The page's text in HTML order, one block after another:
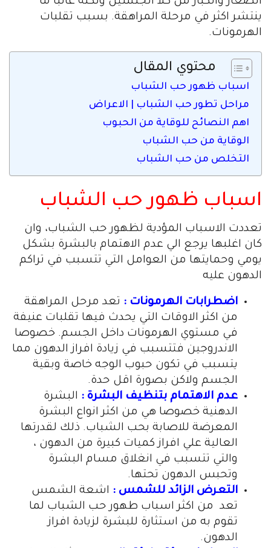
ينتشر اكثر في مرحلة المراهقة. بسبب تقلبات
الهرمونات.
محتوي المقال
اسباب ظهور حب الشباب
مراحل تطور حب الشباب | الاعراض
اهم النصائح للوقاية من الحبوب
الوقاية من حب الشباب
التخلص من حب الشباب
اسباب ظهور حب الشباب
تعددت الاسباب المؤدية لظهور حب الشباب، وان
كان اغلبها يرجع الي عدم الاهتمام بالبشرة بشكل
يومي وحمايتها من العوامل التي تتسبب في تراكم
الدهون عليه
اضطرابات الهرمونات : تعد مرحل المراهقة
من اكثر الاوقات التي يحدث فيها تقلبات عنيفة
في مستوي الهرمونات داخل الجسم. خصوصا
الاندروجين فتتسبب في زيادة افراز الدهون مما
يتسبب في تكون حبوب الوجه خاصة وبقية
الجسم ولاكن بصورة اقل حدة.
عدم الاهتمام بتنظيف البشرة : البشرة
الدهنية خصوصا هي من اكثر انواع البشرة
المعرضة للاصابة بحب الشباب. ذلك لقدرتها
العالية علي افراز كميات كبيرة من الدهون ،
والتي تتسبب في انغلاق مسام البشرة
وتحبس الدهون تحتها.
التعرض الزائد للشمس : اشعة الشمس
تعد من اكثر اسباب طهور حب الشباب لما
تقوم به من استثارة للبشرة لزيادة افراز
الدهون.